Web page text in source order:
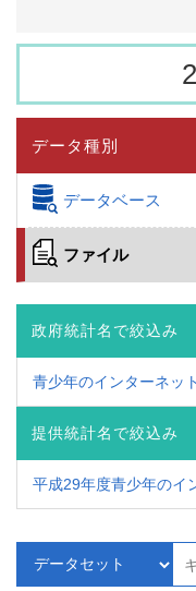
データ種別
データベース
ファイル
政府統計名で絞込み
青少年のインターネッ
提供統計名で絞込み